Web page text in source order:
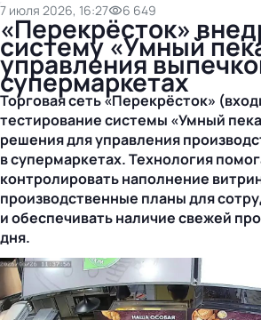
7 июля 2026, 16:27 6 649
«Перекрёсток»
систему «Умный
управления
супермаркетах
Торговая сеть «Перекрёсток»
тестирование системы «Умный
решения для управления
в супермаркетах. Технология
контролировать наполнение
производственные планы для
и обеспечивать наличие свежей
дня.